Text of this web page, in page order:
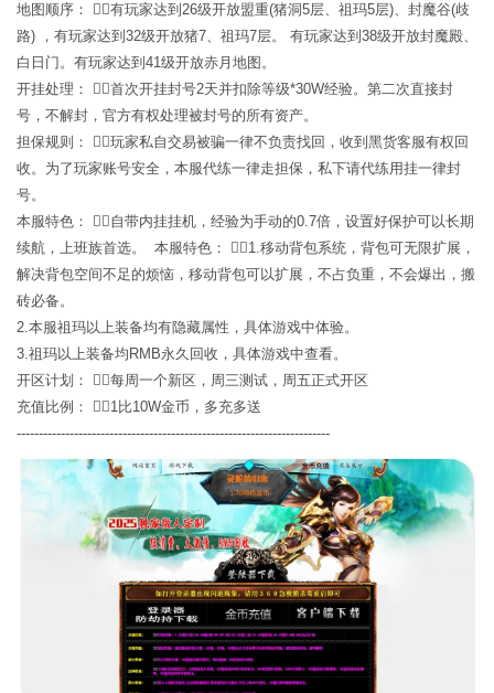
地图顺序： 有玩家达到26级开放盟重(猪洞5层、祖玛5层)、封魔谷(歧
路) ，有玩家达到32级开放猪7、祖玛7层。 有玩家达到38级开放封魔殿、
白日门。有玩家达到41级开放赤月地图。
开挂处理： 首次开挂封号2天并扣除等级*30W经验。第二次直接封
号，不解封，官方有权处理被封号的所有资产。
担保规则： 玩家私自交易被骗一律不负责找回，收到黑货客服有权回
收。为了玩家账号安全，本服代练一律走担保，私下请代练用挂一律封
号。
本服特色： 自带内挂挂机，经验为手动的0.7倍，设置好保护可以长期
续航，上班族首选。 本服特色： 1.移动背包系统，背包可无限扩展，
解决背包空间不足的烦恼，移动背包可以扩展，不占负重，不会爆出，搬
砖必备。
2.本服祖玛以上装备均有隐藏属性，具体游戏中体验。
3.祖玛以上装备均RMB永久回收，具体游戏中查看。
开区计划： 每周一个新区，周三测试，周五正式开区
充值比例： 1比10W金币，多充多送
-----------------------------------------------------------------------